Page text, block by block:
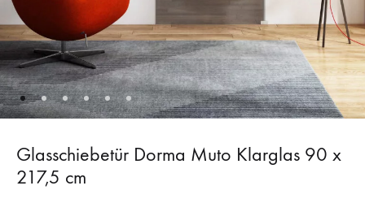
Glasschiebetür Dorma Muto Klarglas 90 x
217,5 cm